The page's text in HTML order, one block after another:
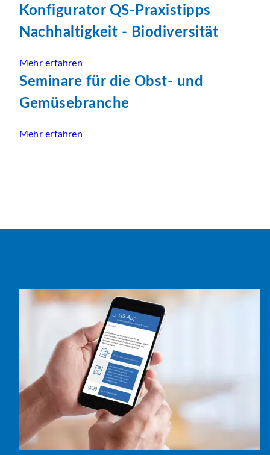
Konfigurator QS-Praxistipps
Nachhaltigkeit - Biodiversität
Mehr erfahren
Seminare für die Obst- und
Gemüsebranche
Mehr erfahren